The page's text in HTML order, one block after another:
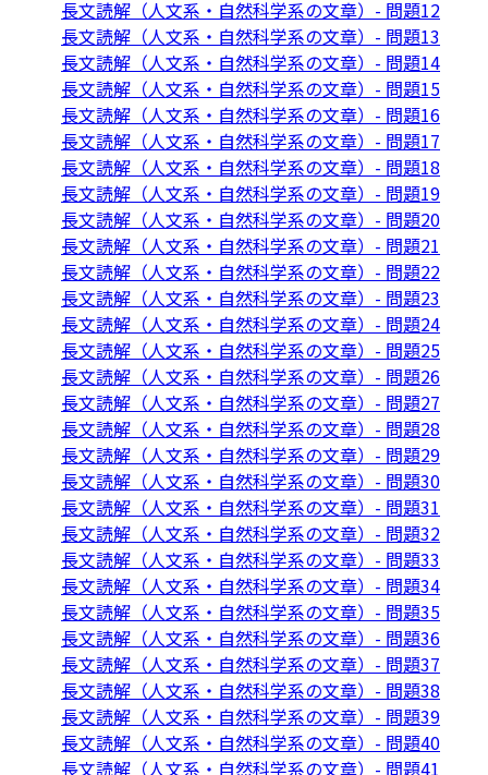
長文読解（人文系・自然科学系の文章）- 問題12
長文読解（人文系・自然科学系の文章）- 問題13
長文読解（人文系・自然科学系の文章）- 問題14
長文読解（人文系・自然科学系の文章）- 問題15
長文読解（人文系・自然科学系の文章）- 問題16
長文読解（人文系・自然科学系の文章）- 問題17
長文読解（人文系・自然科学系の文章）- 問題18
長文読解（人文系・自然科学系の文章）- 問題19
長文読解（人文系・自然科学系の文章）- 問題20
長文読解（人文系・自然科学系の文章）- 問題21
長文読解（人文系・自然科学系の文章）- 問題22
長文読解（人文系・自然科学系の文章）- 問題23
長文読解（人文系・自然科学系の文章）- 問題24
長文読解（人文系・自然科学系の文章）- 問題25
長文読解（人文系・自然科学系の文章）- 問題26
長文読解（人文系・自然科学系の文章）- 問題27
長文読解（人文系・自然科学系の文章）- 問題28
長文読解（人文系・自然科学系の文章）- 問題29
長文読解（人文系・自然科学系の文章）- 問題30
長文読解（人文系・自然科学系の文章）- 問題31
長文読解（人文系・自然科学系の文章）- 問題32
長文読解（人文系・自然科学系の文章）- 問題33
長文読解（人文系・自然科学系の文章）- 問題34
長文読解（人文系・自然科学系の文章）- 問題35
長文読解（人文系・自然科学系の文章）- 問題36
長文読解（人文系・自然科学系の文章）- 問題37
長文読解（人文系・自然科学系の文章）- 問題38
長文読解（人文系・自然科学系の文章）- 問題39
長文読解（人文系・自然科学系の文章）- 問題40
長文読解（人文系・自然科学系の文章）- 問題41